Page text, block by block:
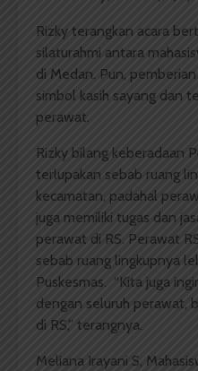
Rizky terangkan acara
silaturahmi antara
di Medan. Pun,
simbol kasih sayang dan
perawat.
Rizky bilang keberadaan
terlupakan sebab ruang
kecamatan, padahal
juga memiliki tugas dan
perawat di RS. Perawat
sebab ruang lingkupnya
Puskesmas. “Kita juga
dengan seluruh perawat,
di RS,” terangnya.
Meliana Irayani S,